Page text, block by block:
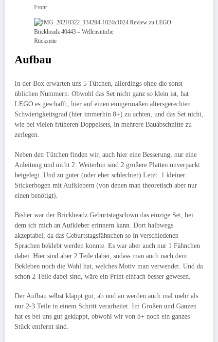
Front
Rückseite
Aufbau
In der Box erwarten uns 5 Tütchen, allerdings ohne die sonst
üblichen Nummern. Obwohl das Set nicht ganz so klein ist, hat
LEGO es geschafft, hier auf einen einigermaßen altersgerechten
Schwierigkeitsgrad (hier immerhin 8+) zu achten, und das Set nicht,
wie bei vielen früheren Doppelsets, in mehrere Bauabschnitte zu
zerlegen.
Neben den Tütchen finden wir, auch hier eine Besserung, nur eine
Anleitung und nicht 2. Weiterhin sind 2 größere Platten unverpackt
beigelegt. Und zu guter (oder eher schlechter) Letzt: 1 kleiner
Stickerbogen mit Aufklebern (von denen man theoretisch aber nur
einen benötigt).
Bisher war der Brickheadz Geburtstagsclown das einzige Set, bei
dem ich mich an Aufkleber erinnern kann. Dort halbwegs
akzeptabel, da das Geburtstagsfähnchen so in verschiedenen
Sprachen beklebt werden konnte. Es war aber auch nur 1 Fähnchen
dabei. Hier sind aber 2 Teile dabei, sodass man auch nach dem
Bekleben noch die Wahl hat, welches Motiv man verwendet. Und da
schon 2 Teile dabei sind, wäre ein Print einfach besser gewesen.
Der Aufbau selbst klappt gut, ab und an werden auch mal mehr als
nur 2-3 Teile in einem Schritt verarbeitet. Im Großen und Ganzen
hat es bei uns gut geklappt, obwohl wir von 8+ noch ein ganzes
Stück entfernt sind.